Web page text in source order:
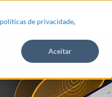
políticas de privacidade,
Aceitar